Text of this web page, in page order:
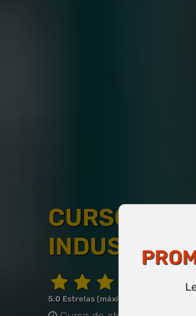
CURSO
INDUSTRIAL
5.0 Estrelas (máximo de 5.0)